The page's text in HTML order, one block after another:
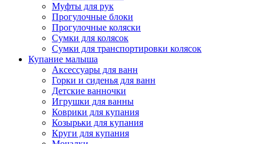
Муфты для рук
Прогулочные блоки
Прогулочные коляски
Сумки для колясок
Сумки для транспортировки колясок
Купание малыша
Аксессуары для ванн
Горки и сиденья для ванн
Детские ванночки
Игрушки для ванны
Коврики для купания
Козырьки для купания
Круги для купания